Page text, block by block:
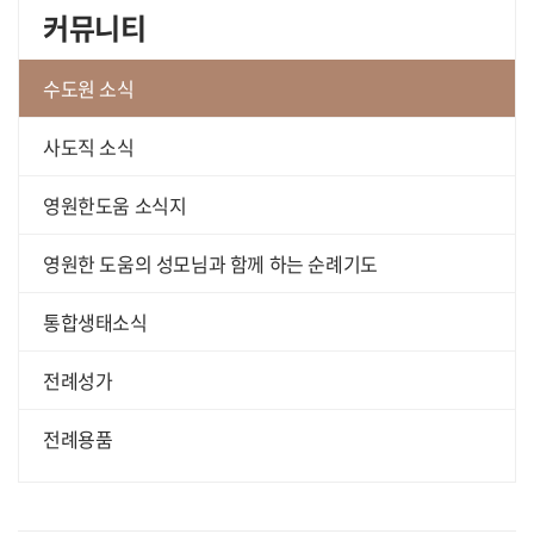
커뮤니티
수도원 소식
사도직 소식
영원한도움 소식지
영원한 도움의 성모님과 함께 하는 순례기도
통합생태소식
전례성가
전례용품